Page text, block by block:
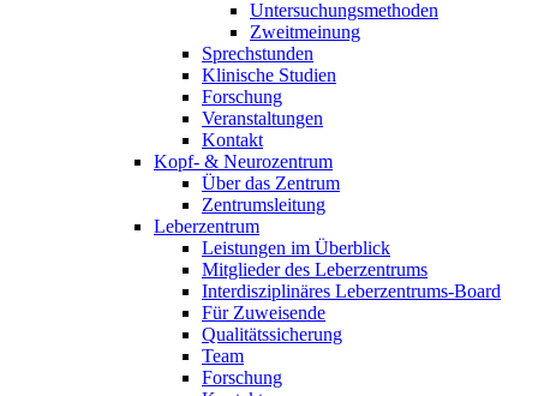
Untersuchungsmethoden
Zweitmeinung
Sprechstunden
Klinische Studien
Forschung
Veranstaltungen
Kontakt
Kopf- & Neurozentrum
Über das Zentrum
Zentrumsleitung
Leberzentrum
Leistungen im Überblick
Mitglieder des Leberzentrums
Interdisziplinäres Leberzentrums-Board
Für Zuweisende
Qualitätssicherung
Team
Forschung